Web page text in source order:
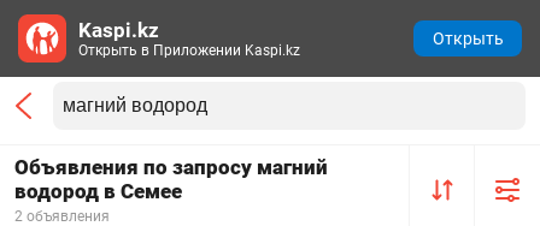
Объявления по запросу магний
водород в Семее
2 объявления
Kaspi.kz
Открыть в Приложении Kaspi.kz
Открыть